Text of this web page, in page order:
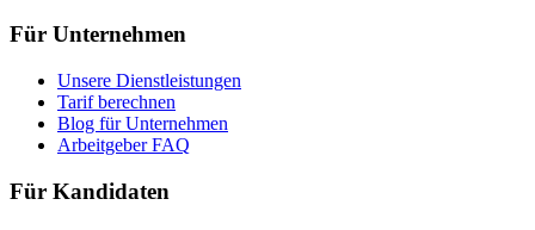
Für Unternehmen
Unsere Dienstleistungen
Tarif berechnen
Blog für Unternehmen
Arbeitgeber FAQ
Für Kandidaten